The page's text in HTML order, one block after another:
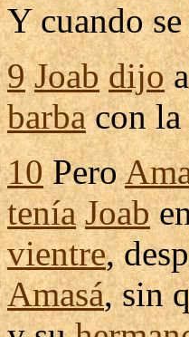
Y cuando
9 Joab dijo
barbacon la
10Pero
tenía Joab
vientre,
Amasá, sin